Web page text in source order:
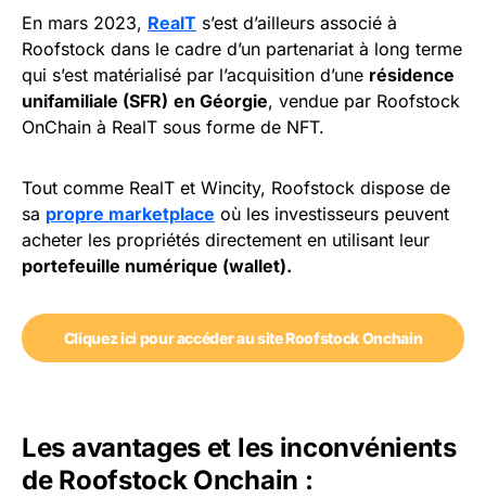
En mars 2023, RealT s’est d’ailleurs associé à
Roofstock dans le cadre d’un partenariat à long terme
qui s’est matérialisé par l’acquisition d’une résidence
unifamiliale (SFR) en Géorgie, vendue par Roofstock
OnChain à RealT sous forme de NFT.
Tout comme RealT et Wincity, Roofstock dispose de
sa propre marketplace où les investisseurs peuvent
acheter les propriétés directement en utilisant leur
portefeuille numérique (wallet).
Cliquez ici pour accéder au site Roofstock Onchain
Les avantages et les inconvénients
de Roofstock Onchain :